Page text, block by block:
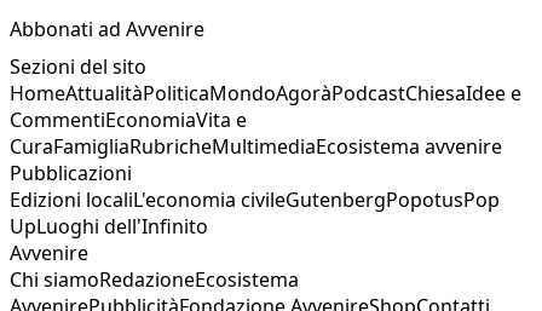
Abbonati ad Avvenire
Sezioni del sito
HomeAttualitàPoliticaMondoAgoràPodcastChiesaIdee e
CommentiEconomiaVita e
CuraFamigliaRubricheMultimediaEcosistema avvenire
Pubblicazioni
Edizioni localiL'economia civileGutenbergPopotusPop
UpLuoghi dell'Infinito
Avvenire
Chi siamoRedazioneEcosistema